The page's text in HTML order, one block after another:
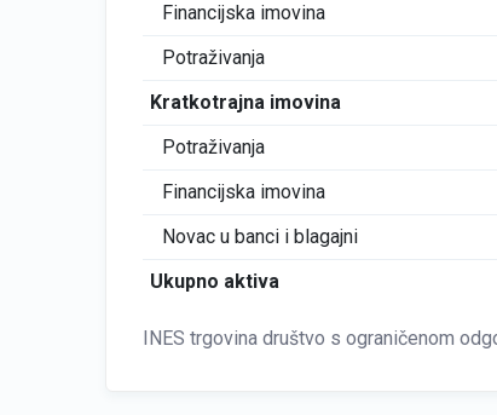
Financijska imovina
Potraživanja
Kratkotrajna imovina
Potraživanja
Financijska imovina
Novac u banci i blagajni
Ukupno aktiva
INES trgovina društvo s ograničenom